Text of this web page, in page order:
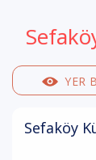
YER
Sefaköy